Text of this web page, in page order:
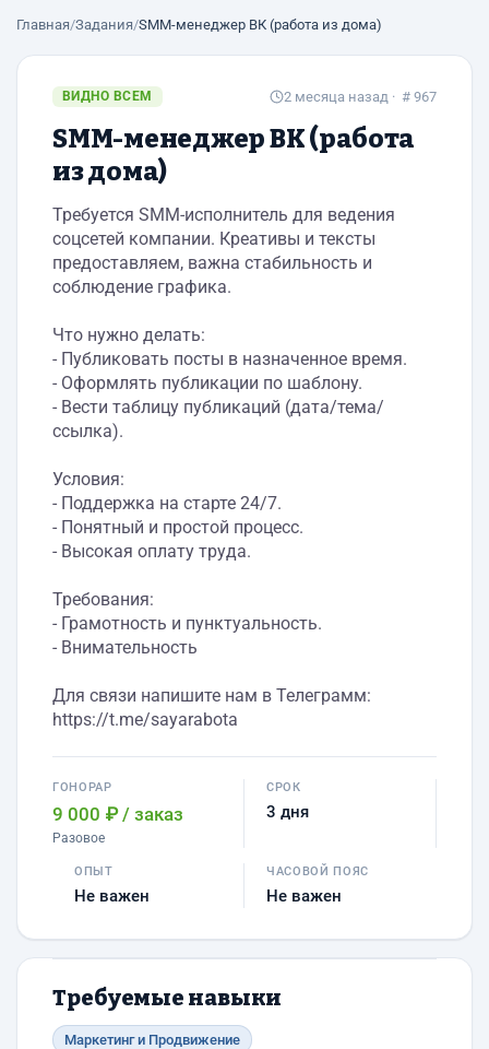
Главная/Задания/SMM-менеджер ВК (работа из дома)
ВИДНО ВСЕМ 2 месяца назад · # 967
SMM-менеджер ВК (работа
из дома)
Требуется SMM-исполнитель для ведения
соцсетей компании. Креативы и тексты
предоставляем, важна стабильность и
соблюдение графика.
Что нужно делать:
- Публиковать посты в назначенное время.
- Оформлять публикации по шаблону.
- Вести таблицу публикаций (дата/тема/
ссылка).
Условия:
- Поддержка на старте 24/7.
- Понятный и простой процесс.
- Высокая оплату труда.
Требования:
- Грамотность и пунктуальность.
- Внимательность
Для связи напишите нам в Телеграмм:
https://t.me/sayarabota
ГОНОРАР
9 000 ₽ / заказ
Разовое
СРОК
3 дня
ОПЫТ
Не важен
ЧАСОВОЙ ПОЯС
Не важен
Требуемые навыки
Маркетинг и Продвижение